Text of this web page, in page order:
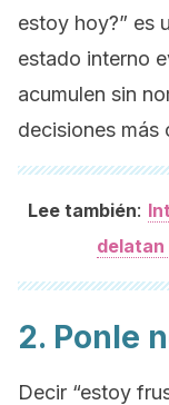
estoy hoy?” es
estado interno
acumulen sin
decisiones más
Lee también:
delatan
2. Ponle
Decir “estoy